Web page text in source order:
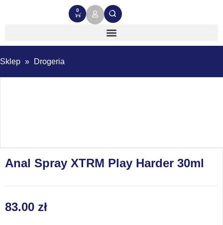
0
Sklep » Drogeria
Anal Spray XTRM Play Harder 30ml
83.00 zł